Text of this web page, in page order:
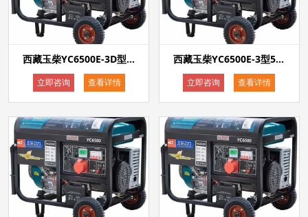
西藏玉柴YC6500E-3D型5kw汽油发电机单相220V三相380V等功率双电压电启动
立即咨询 查看详情
西藏玉柴YC6500E-3型5kw汽油发电机三相380V电启动
立即咨询 查看详情